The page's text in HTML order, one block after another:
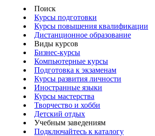
Поиск
Курсы подготовки
Курсы повышения квалификации
Дистанционное образование
Виды курсов
Бизнес-курсы
Компьютерные курсы
Подготовка к экзаменам
Курсы развития личности
Иностранные языки
Курсы мастерства
Творчество и хобби
Детский отдых
Учебным заведениям
Подключайтесь к каталогу